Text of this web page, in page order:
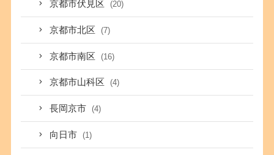
京都市伏見区 (20)
京都市北区 (7)
京都市南区 (16)
京都市山科区 (4)
長岡京市 (4)
向日市 (1)